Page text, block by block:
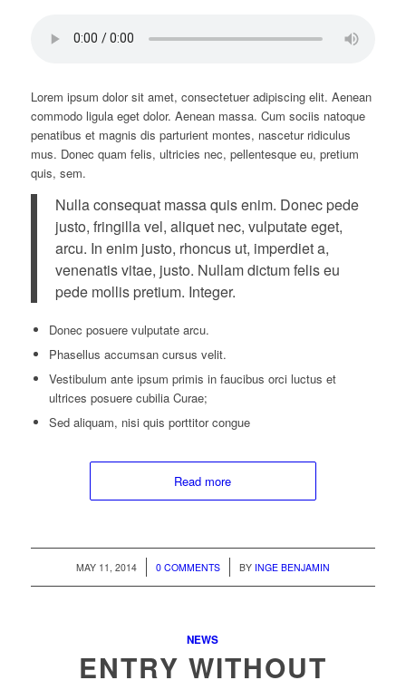
Lorem ipsum dolor sit amet, consectetuer adipiscing elit. Aenean
commodo ligula eget dolor. Aenean massa. Cum sociis natoque
penatibus et magnis dis parturient montes, nascetur ridiculus
mus. Donec quam felis, ultricies nec, pellentesque eu, pretium
quis, sem.
Nulla consequat massa quis enim. Donec pede
justo, fringilla vel, aliquet nec, vulputate eget,
arcu. In enim justo, rhoncus ut, imperdiet a,
venenatis vitae, justo. Nullam dictum felis eu
pede mollis pretium. Integer.
Donec posuere vulputate arcu.
Phasellus accumsan cursus velit.
Vestibulum ante ipsum primis in faucibus orci luctus et
ultrices posuere cubilia Curae;
Sed aliquam, nisi quis porttitor congue
Read more
MAY 11, 2014
/ 0 COMMENTS
/ BY INGE BENJAMIN
NEWS
ENTRY WITHOUT